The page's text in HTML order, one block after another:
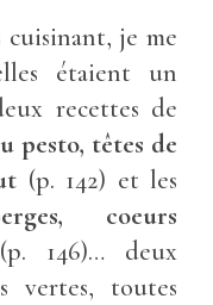
cuisinant, je me
étaient un
recettes de
pesto, têtes de
(p. 142) et les
coeurs
146)… deux
vertes, toutes